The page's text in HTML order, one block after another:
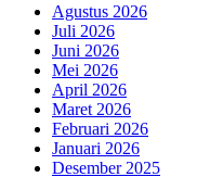
Agustus 2026
Juli 2026
Juni 2026
Mei 2026
April 2026
Maret 2026
Februari 2026
Januari 2026
Desember 2025